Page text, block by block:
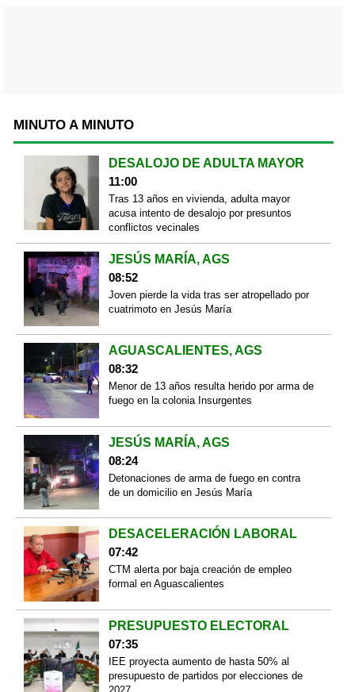
MINUTO A MINUTO
DESALOJO DE ADULTA MAYOR
11:00
Tras 13 años en vivienda, adulta mayor
acusa intento de desalojo por presuntos
conflictos vecinales
JESÚS MARÍA, AGS
08:52
Joven pierde la vida tras ser atropellado por
cuatrimoto en Jesús María
AGUASCALIENTES, AGS
08:32
Menor de 13 años resulta herido por arma de
fuego en la colonia Insurgentes
JESÚS MARÍA, AGS
08:24
Detonaciones de arma de fuego en contra
de un domicilio en Jesús María
DESACELERACIÓN LABORAL
07:42
CTM alerta por baja creación de empleo
formal en Aguascalientes
PRESUPUESTO ELECTORAL
07:35
IEE proyecta aumento de hasta 50% al
presupuesto de partidos por elecciones de